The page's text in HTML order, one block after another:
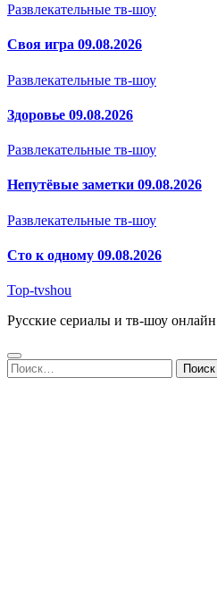
Развлекательные тв-шоу
Своя игра 09.08.2026
Развлекательные тв-шоу
Здоровье 09.08.2026
Развлекательные тв-шоу
Непутёвые заметки 09.08.2026
Развлекательные тв-шоу
Сто к одному 09.08.2026
Top-tvshou
Русские сериалы и тв-шоу
Найти: